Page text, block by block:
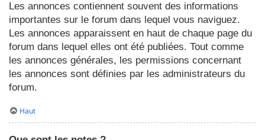
Les annonces contiennent souvent des informations
importantes sur le forum dans lequel vous naviguez.
Les annonces apparaissent en haut de chaque page du
forum dans lequel elles ont été publiées. Tout comme
les annonces générales, les permissions concernant
les annonces sont définies par les administrateurs du
forum.
Haut